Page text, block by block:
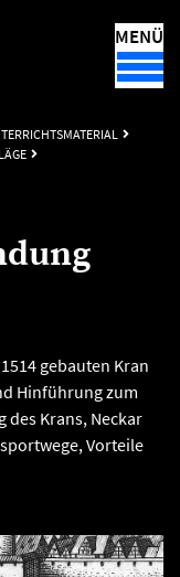
MENÜ
gebauten Kran
Hinführung zum
Krans, Neckar
Vorteile